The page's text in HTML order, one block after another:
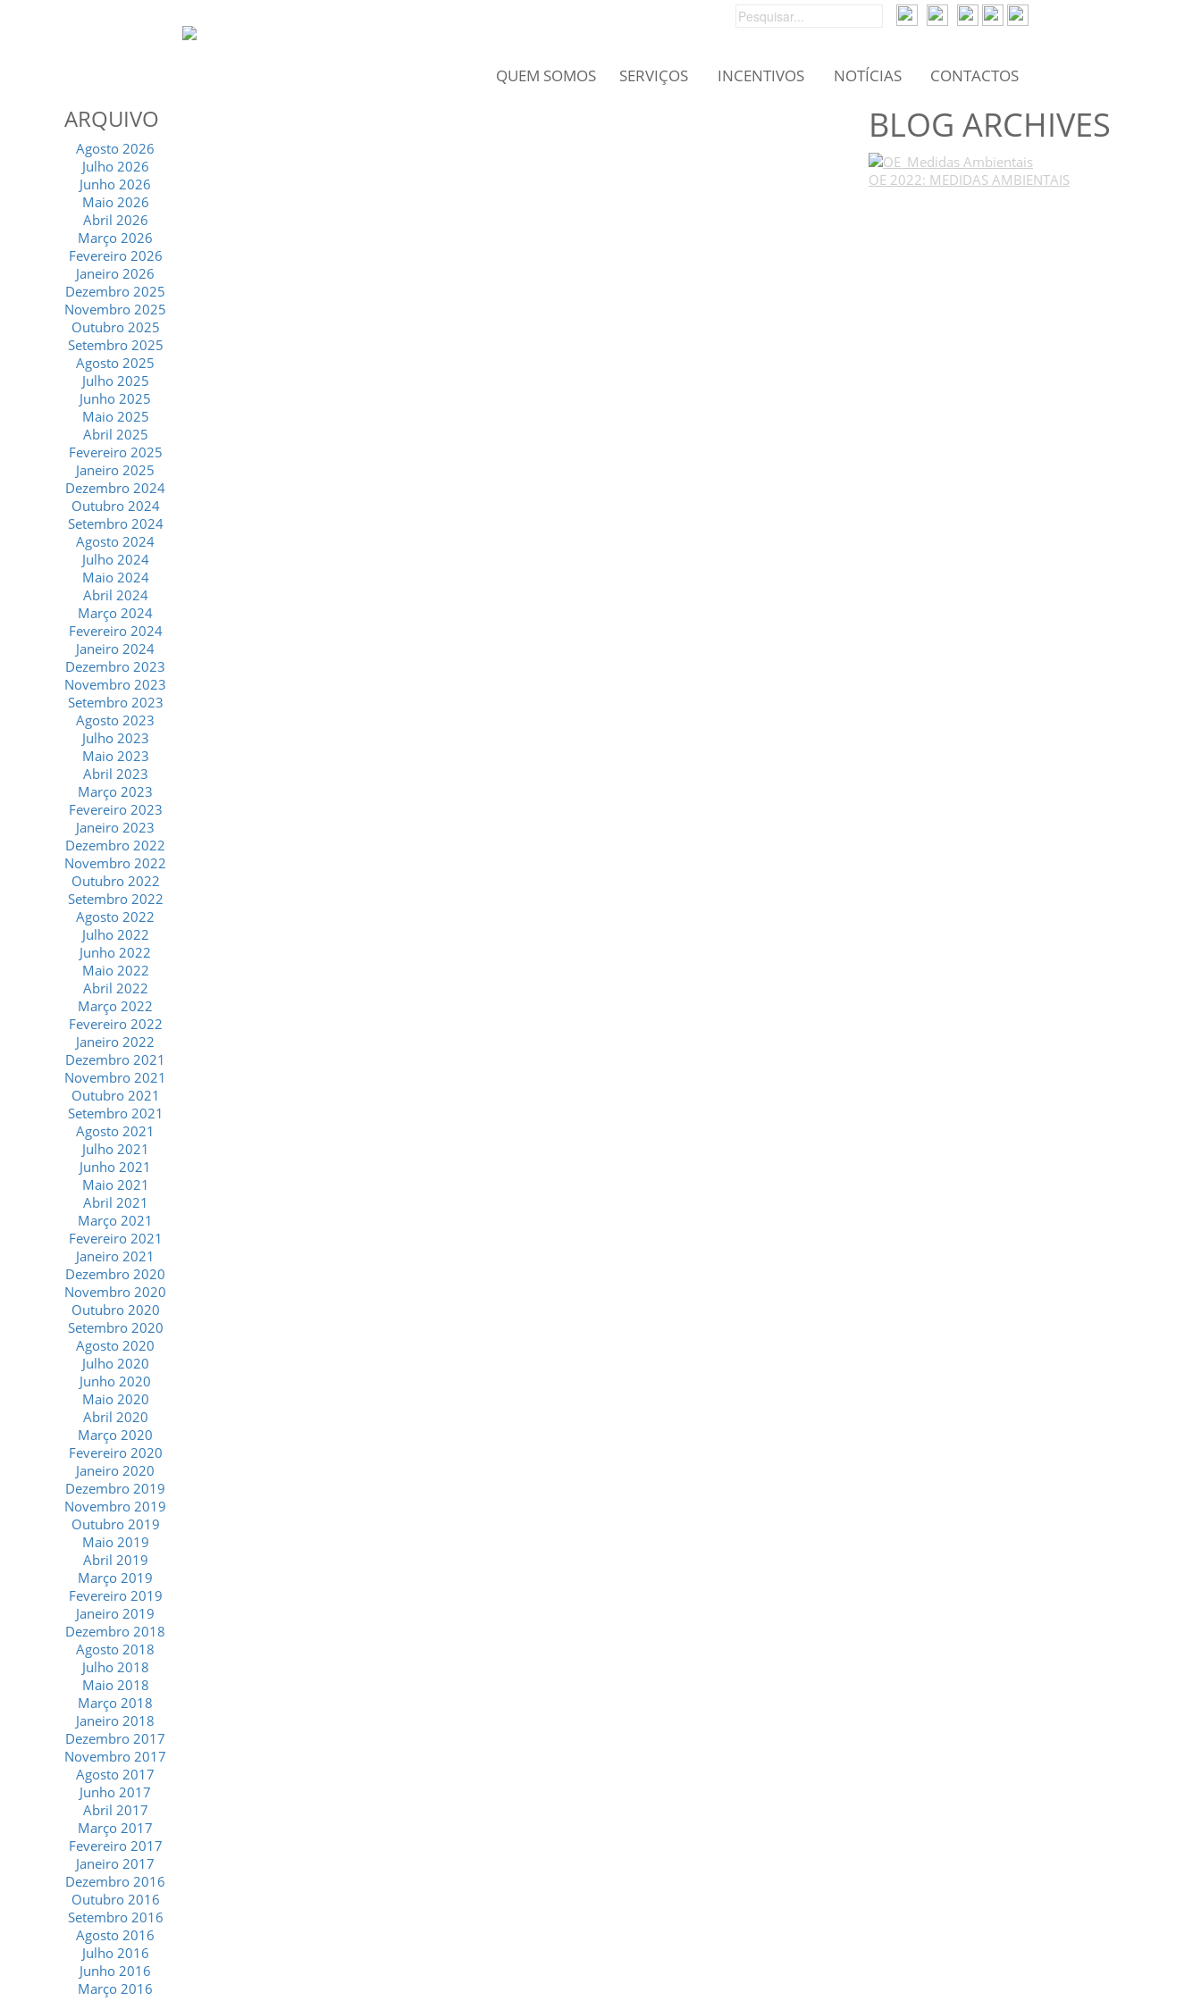
CONTACTOS
NOTÍCIAS
INCENTIVOS
SERVIÇOS
QUEM SOMOS
ARQUIVO
Agosto 2026
Julho 2026
Junho 2026
Maio 2026
Abril 2026
Março 2026
Fevereiro 2026
Janeiro 2026
Dezembro 2025
Novembro 2025
Outubro 2025
Setembro 2025
Agosto 2025
Julho 2025
Junho 2025
Maio 2025
Abril 2025
Fevereiro 2025
Janeiro 2025
Dezembro 2024
Outubro 2024
Setembro 2024
Agosto 2024
Julho 2024
Maio 2024
Abril 2024
Março 2024
Fevereiro 2024
Janeiro 2024
Dezembro 2023
Novembro 2023
Setembro 2023
Agosto 2023
Julho 2023
Maio 2023
Abril 2023
Março 2023
Fevereiro 2023
Janeiro 2023
Dezembro 2022
Novembro 2022
Outubro 2022
Setembro 2022
Agosto 2022
Julho 2022
Junho 2022
Maio 2022
Abril 2022
Março 2022
Fevereiro 2022
Janeiro 2022
Dezembro 2021
Novembro 2021
Outubro 2021
Setembro 2021
Agosto 2021
Julho 2021
Junho 2021
Maio 2021
Abril 2021
Março 2021
Fevereiro 2021
Janeiro 2021
Dezembro 2020
Novembro 2020
Outubro 2020
Setembro 2020
Agosto 2020
Julho 2020
Junho 2020
Maio 2020
Abril 2020
Março 2020
Fevereiro 2020
Janeiro 2020
Dezembro 2019
Novembro 2019
Outubro 2019
Maio 2019
Abril 2019
Março 2019
Fevereiro 2019
Janeiro 2019
Dezembro 2018
Agosto 2018
Julho 2018
Maio 2018
Março 2018
Janeiro 2018
Dezembro 2017
Novembro 2017
Agosto 2017
Junho 2017
Abril 2017
Março 2017
Fevereiro 2017
Janeiro 2017
Dezembro 2016
Outubro 2016
Setembro 2016
Agosto 2016
Julho 2016
Junho 2016
Março 2016
BLOG ARCHIVES
OE 2022: MEDIDAS AMBIENTAIS